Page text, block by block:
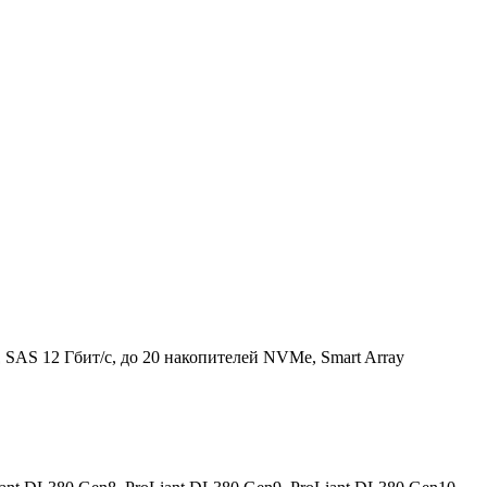
12 Гбит/с, до 20 накопителей NVMe, Smart Array